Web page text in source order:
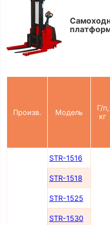
Произв. Модель
Г/п,
кг
STR-1516
STR-1518
STR-1525
STR-1530